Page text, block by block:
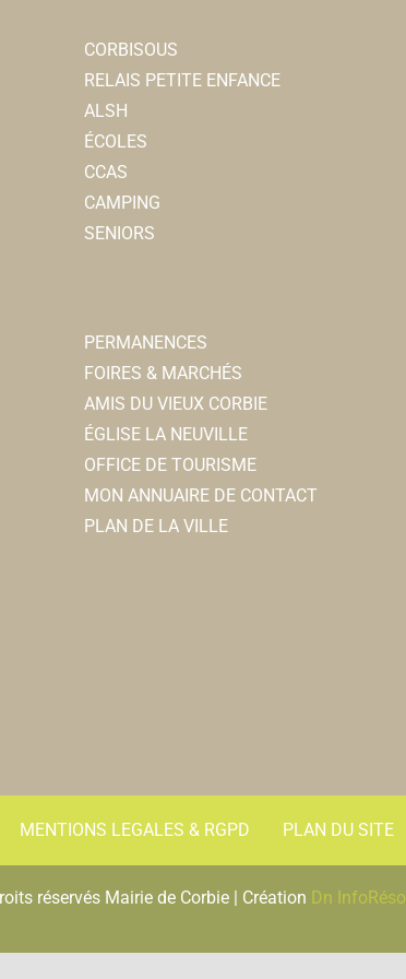
CORBISOUS
RELAIS PETITE ENFANCE
ALSH
ÉCOLES
CCAS
CAMPING
SENIORS
PERMANENCES
FOIRES & MARCHÉS
AMIS DU VIEUX CORBIE
ÉGLISE LA NEUVILLE
OFFICE DE TOURISME
MON ANNUAIRE DE CONTACT
PLAN DE LA VILLE
MENTIONS LEGALES & RGPD PLAN DU SITE
réservés Mairie de Corbie | Création Dn InfoRéso